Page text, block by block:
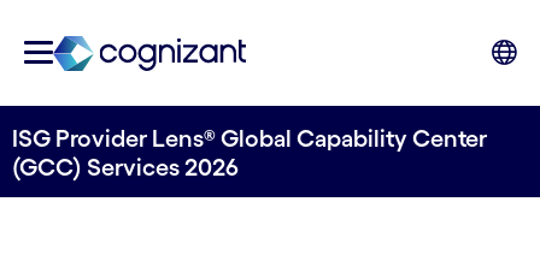
ISG Provider Lens® Global Capability Center
(GCC) Services 2026